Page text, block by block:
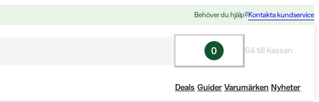
Behöver du hjälp?Kontakta kundservice
0 Gå till kassan
Deals Guider Varumärken Nyheter